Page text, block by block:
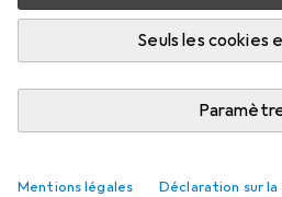
Seuls les cookies
Mentions légales Déclaration sur
Ajouter au
Livraison gratuite à partir de 39,–